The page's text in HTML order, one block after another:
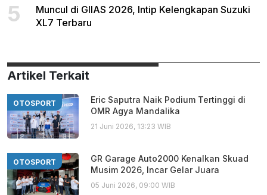
5
Muncul di GIIAS 2026, Intip Kelengkapan Suzuki
XL7 Terbaru
Artikel Terkait
OTOSPORT
Eric Saputra Naik Podium Tertinggi di
OMR Agya Mandalika
21 Juni 2026, 13:23 WIB
OTOSPORT
GR Garage Auto2000 Kenalkan Skuad
Musim 2026, Incar Gelar Juara
05 Juni 2026, 09:00 WIB